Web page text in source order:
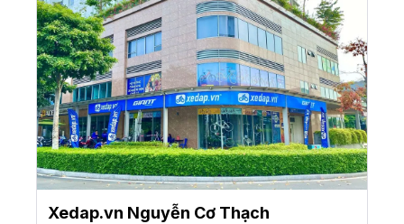
Xedap.vn Nguyễn Cơ Thạch